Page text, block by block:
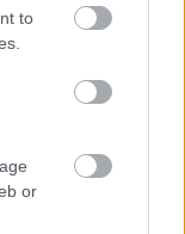
to
or
izplatīta.
traks,
jau ir grūti
klepus,